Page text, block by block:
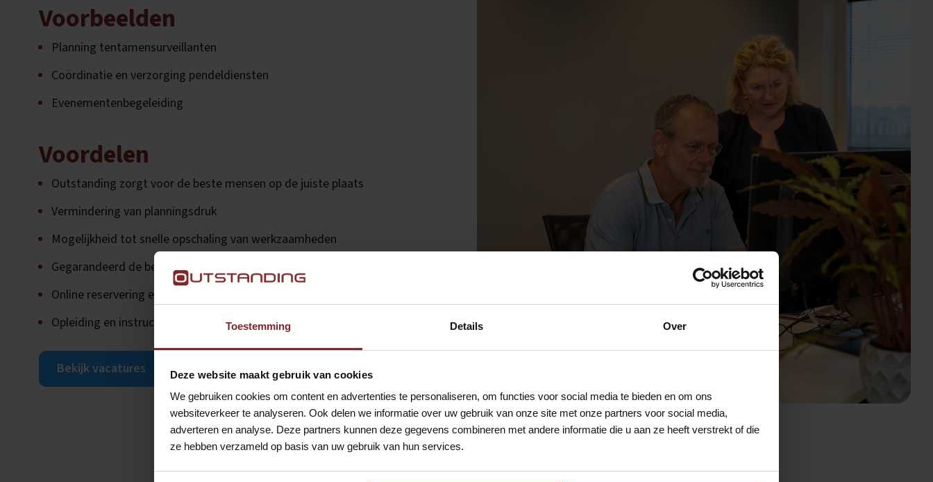
Toestemming Details Over
Deze website maakt gebruik van cookies
We gebruiken cookies om content en advertenties te personaliseren, om functies voor social media te bieden en om ons
websiteverkeer te analyseren. Ook delen we informatie over uw gebruik van onze site met onze partners voor social media,
adverteren en analyse. Deze partners kunnen deze gegevens combineren met andere informatie die u aan ze heeft verstrekt of die
ze hebben verzameld op basis van uw gebruik van hun services.
Voorbeelden
Planning tentamensurveillanten
Coördinatie en verzorging pendeldiensten
Evenementenbegeleiding
Voordelen
Outstanding zorgt voor de beste mensen op de juiste plaats
Vermindering van planningsdruk
Mogelijkheid tot snelle opschaling van werkzaamheden
Gegarandeerd de best inzetbare kandidaten
Online reservering en planning
Opleiding en instructie van kandidaten
Bekijk vacatures